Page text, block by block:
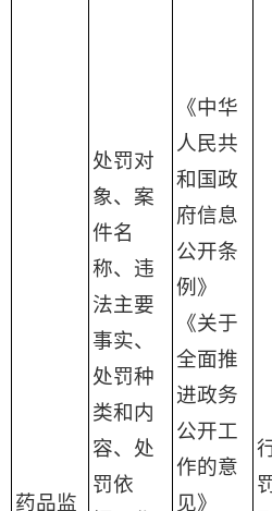
药品监
处罚对
象、案
件名
称、违
法主要
事实、
处罚种
类和内
容、处
罚依
《中华
人民共
和国政
府信息
公开条
例》
《关于
全面推
进政务
公开工
作的意
见》